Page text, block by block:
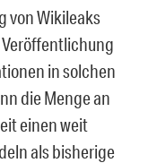
von Wikileaks
in solchen
die Menge an
einen weit
als bisherige